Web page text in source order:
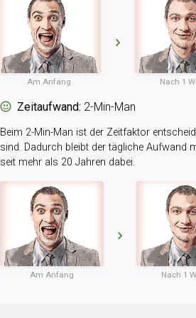
Am Anfang Nach 1
Zeitaufwand: 2-Min-Man
Beim 2-Min-Man ist der Zeitfaktor
sind. Dadurch bleibt der tägliche Aufwand
seit mehr als 20 Jahren dabei.
Am Anfang Nach 1